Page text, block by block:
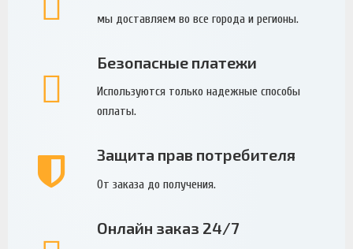
мы доставляем во все города и регионы.
Безопасные платежи
Используются только надежные способы
оплаты.
Защита прав потребителя
От заказа до получения.
Онлайн заказ 24/7